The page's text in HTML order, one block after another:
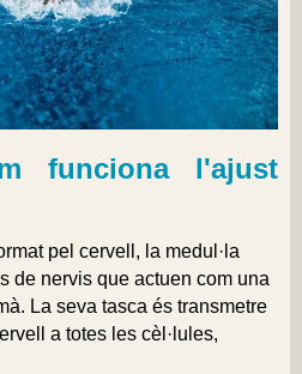
funciona l'ajust
pel cervell, la medul·la
de nervis que actuen com una
La seva tasca és transmetre
a totes les cèl·lules,